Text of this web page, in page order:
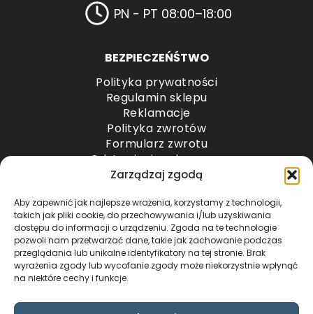
Zarządzaj zgodą
Aby zapewnić jak najlepsze wrażenia, korzystamy z technologii,
takich jak pliki cookie, do przechowywania i/lub uzyskiwania
dostępu do informacji o urządzeniu. Zgoda na te technologie
pozwoli nam przetwarzać dane, takie jak zachowanie podczas
przeglądania lub unikalne identyfikatory na tej stronie. Brak
wyrażenia zgody lub wycofanie zgody może niekorzystnie wpłynąć
na niektóre cechy i funkcje.
PN - PT 08:00–18:00
BEZPIECZEŃŚTWO
Polityka prywatności
Regulamin sklepu
Reklamacje
Polityka zwrotów
Formularz zwrotu
Odstąpienie od umowy
Odstąpienie od umowy – przesyłki paletowe
METODY PŁATNOŚCI